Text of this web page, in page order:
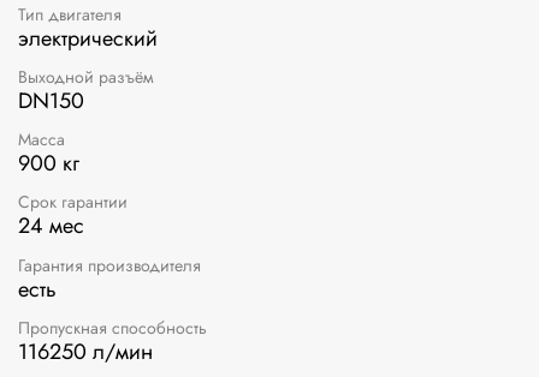
Тип двигателя
электрический
Выходной разъём
DN150
Масса
900 кг
Срок гарантии
24 мес
Гарантия производителя
есть
Пропускная способность
116250 л/мин